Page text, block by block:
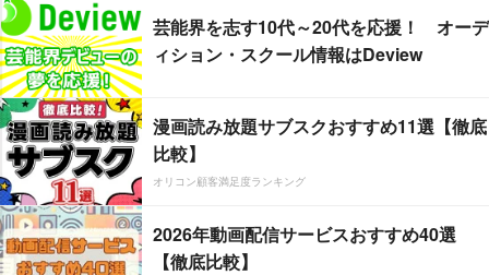
芸能界を志す10代～20代を応援！ オーデ
ィション・スクール情報はDeview
漫画読み放題サブスクおすすめ11選【徹底
比較】
オリコン顧客満足度ランキング
2026年動画配信サービスおすすめ40選
【徹底比較】